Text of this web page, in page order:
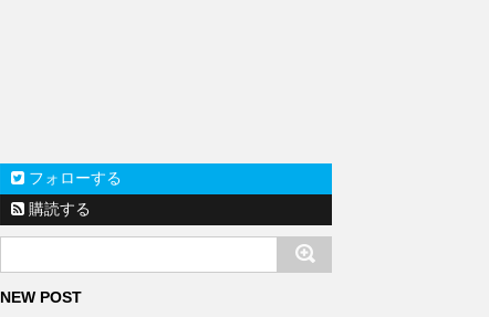
フォローする
購読する
NEW POST